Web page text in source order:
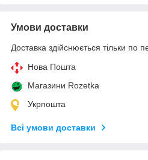
Умови доставки
Доставка здійснюється тільки по
Нова Пошта
Магазини Rozetka
Укрпошта
Всі умови доставки